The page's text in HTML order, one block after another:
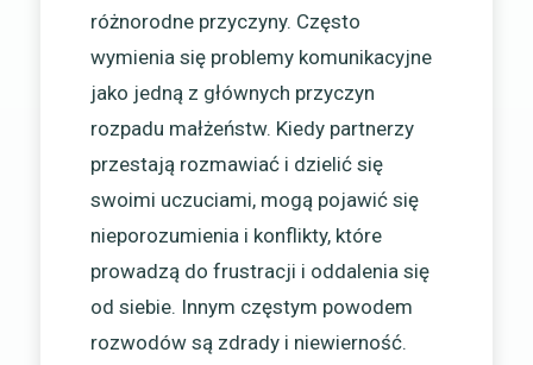
różnorodne przyczyny. Często
wymienia się problemy komunikacyjne
jako jedną z głównych przyczyn
rozpadu małżeństw. Kiedy partnerzy
przestają rozmawiać i dzielić się
swoimi uczuciami, mogą pojawić się
nieporozumienia i konflikty, które
prowadzą do frustracji i oddalenia się
od siebie. Innym częstym powodem
rozwodów są zdrady i niewierność.